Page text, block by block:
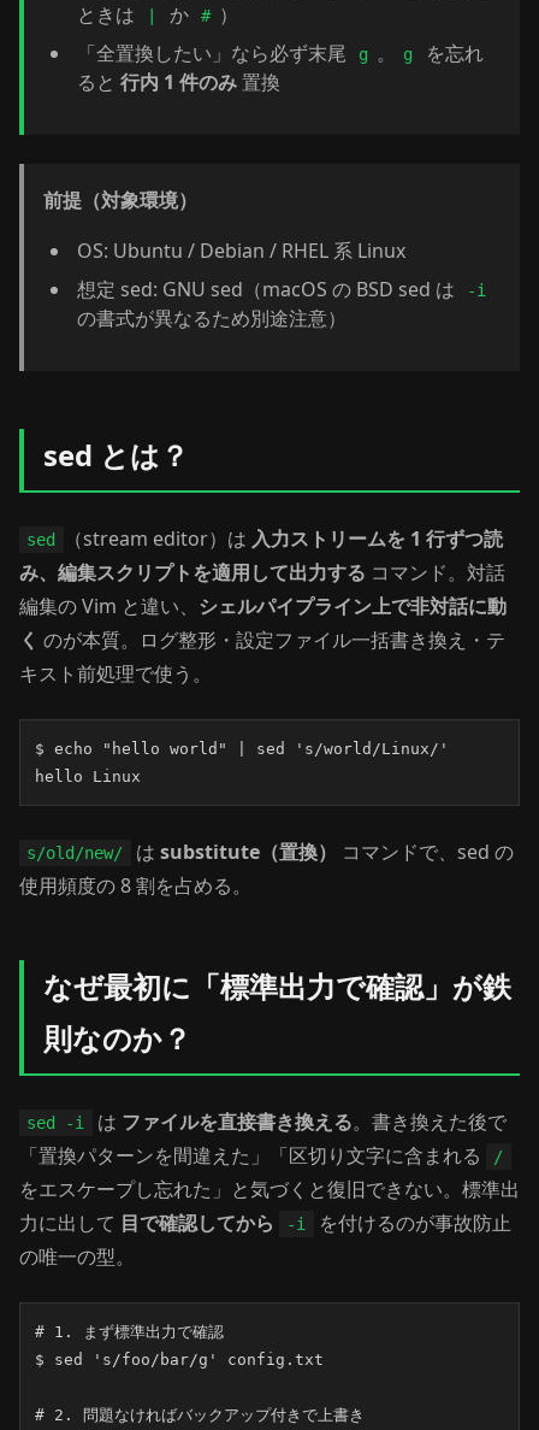
ときは
か # ）
「全置換したい」なら必ず末尾
g 。 g
を忘れ
ると 行内 1 件のみ置換
前提（対象環境）
OS: Ubuntu / Debian / RHEL 系 Linux
想定 sed: GNU sed（macOS の BSD sed は
-i
の書式が異なるため別途注意）
sed とは？
sed （stream editor）は 入力ストリームを 1 行ずつ読
み、編集スクリプトを適用して出力する コマンド。対話
編集の Vim と違い、 シェルパイプライン上で非対話に動
く のが本質。ログ整形・設定ファイル一括書き換え・テ
キスト前処理で使う。
$ echo "hello world" | sed 's/world/Linux/'
hello Linux
s/old/new/ は substitute（置換）
コマンドで、sed の
使用頻度の 8 割を占める。
なぜ最初に「標準出力で確認」が鉄
則なのか？
sed -i は ファイルを直接書き換える。書き換えた後で
「置換パターンを間違えた」「区切り文字に含まれる
/
をエスケープし忘れた」と気づくと復旧できない。標準出
力に出して 目で確認してから -i
を付けるのが事故防止
の唯一の型。
# 1. まず標準出力で確認
$ sed 's/foo/bar/g' config.txt
# 2. 問題なければバックアップ付きで上書き